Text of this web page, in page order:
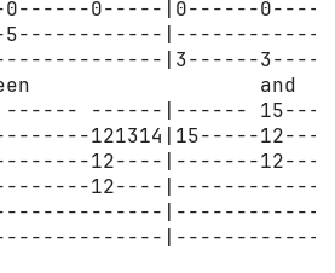
0------0-----|0------
|3------
and
------|------ 15----
121314|15-----
12----|-------
12----